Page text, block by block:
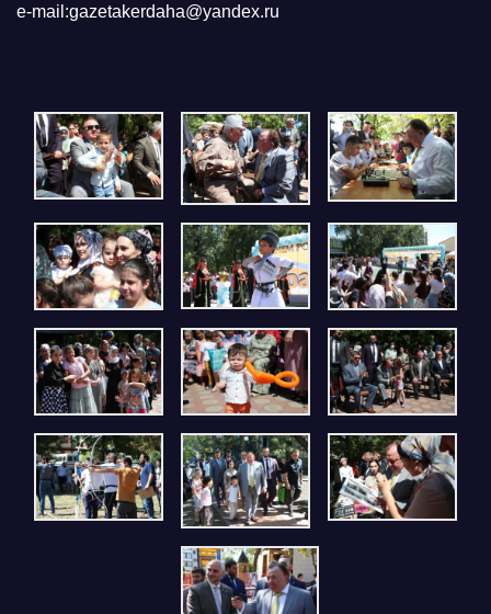
e-mail:gazetakerdaha@yandex.ru